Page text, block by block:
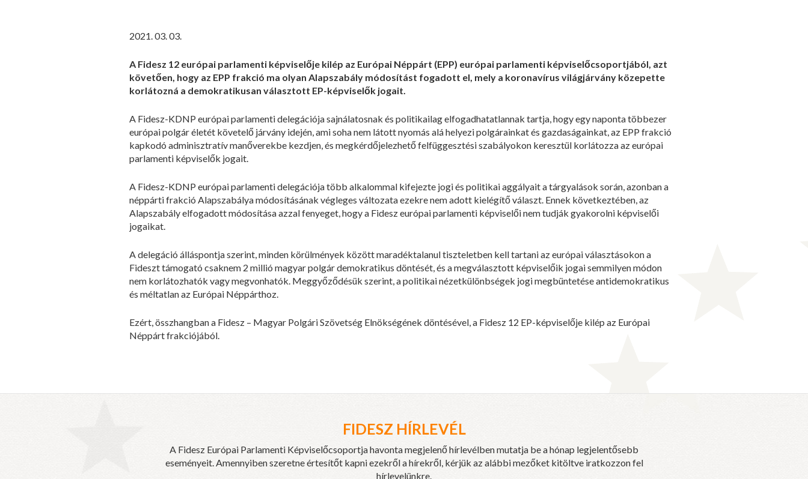
2021. 03. 03.
A Fidesz 12 európai parlamenti képviselője kilép az Európai Néppárt (EPP) európai parlamenti képviselőcsoportjából, azt
követően, hogy az EPP frakció ma olyan Alapszabály módosítást fogadott el, mely a koronavírus világjárvány közepette
korlátozná a demokratikusan választott EP-képviselők jogait.
A Fidesz-KDNP európai parlamenti delegációja sajnálatosnak és politikailag elfogadhatatlannak tartja, hogy egy naponta többezer
európai polgár életét követelő járvány idején, ami soha nem látott nyomás alá helyezi polgárainkat és gazdaságainkat, az EPP frakció
kapkodó adminisztratív manőverekbe kezdjen, és megkérdőjelezhető felfüggesztési szabályokon keresztül korlátozza az európai
parlamenti képviselők jogait.
A Fidesz-KDNP európai parlamenti delegációja több alkalommal kifejezte jogi és politikai aggályait a tárgyalások során, azonban a
néppárti frakció Alapszabálya módosításának végleges változata ezekre nem adott kielégítő választ. Ennek következtében, az
Alapszabály elfogadott módosítása azzal fenyeget, hogy a Fidesz európai parlamenti képviselői nem tudják gyakorolni képviselői
jogaikat.
A delegáció álláspontja szerint, minden körülmények között maradéktalanul tiszteletben kell tartani az európai választásokon a
Fideszt támogató csaknem 2 millió magyar polgár demokratikus döntését, és a megválasztott képviselőik jogai semmilyen módon
nem korlátozhatók vagy megvonhatók. Meggyőződésük szerint, a politikai nézetkülönbségek jogi megbüntetése antidemokratikus
és méltatlan az Európai Néppárthoz.
Ezért, összhangban a Fidesz – Magyar Polgári Szövetség Elnökségének döntésével, a Fidesz 12 EP-képviselője kilép az Európai
Néppárt frakciójából.
FIDESZ HÍRLEVÉL
A Fidesz Európai Parlamenti Képviselőcsoportja havonta megjelenő hírlevélben mutatja be a hónap legjelentősebb
eseményeit. Amennyiben szeretne értesítőt kapni ezekről a hírekről, kérjük az alábbi mezőket kitöltve iratkozzon fel
hírlevelünkre.